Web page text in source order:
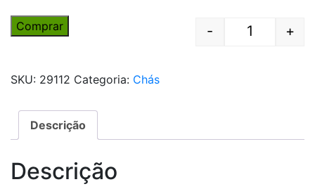
Quantity
- +
Comprar
SKU: 29112 Categoria: Chás
Descrição
Descrição